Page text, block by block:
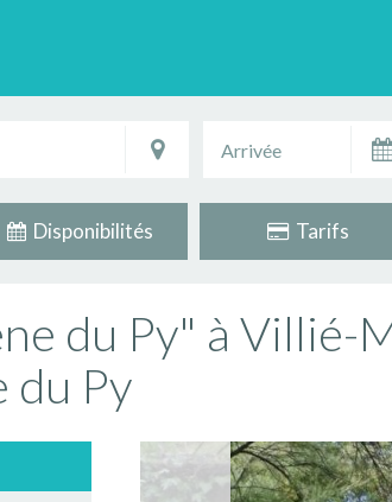
Disponibilités Tarifs
du Py" à Villié-
du Py